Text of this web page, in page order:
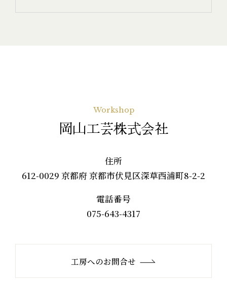
Workshop
岡山工芸株式会社
住所
612-0029 京都府 京都市伏見区深草西浦町8-2-2
電話番号
075-643-4317
工房へのお問合せ